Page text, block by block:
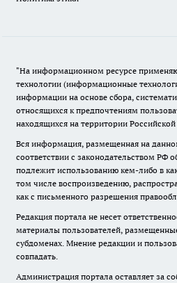
"На информационном ресурсе
технологии (информационные
информации на основе сбора,
относящихся к предпочтениям
находящихся на территории
Вся информация, размещенная на
соответствии с законодательством РФ
подлежит использованию кем-либо в
том числе воспроизведению,
как с письменного разрешения
Редакция портала не несет
материалы пользователей,
субдоменах. Мнение редакции и
совпадать.
Администрация портала оставляет за